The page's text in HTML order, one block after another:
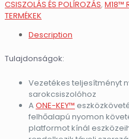
CSISZOLÁS ÉS POLÍROZÁS, M18™
TERMÉKEK
Description
Tulajdonságok:
Vezetékes teljesítményt
sarokcsiszolóhoz
A ONE-KEY™
felhőalapú nyomon
platformot kínál